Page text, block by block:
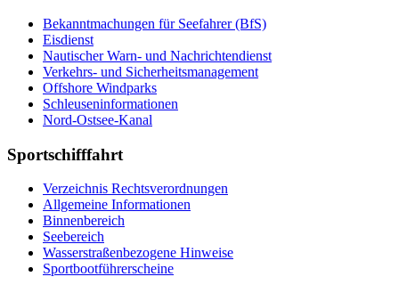
Be­kannt­ma­chun­gen für See­fah­rer (BfS)
Eis­dienst
Nau­ti­scher Warn-​ und Nach­rich­ten­dienst
Ver­kehrs-​ und Si­cher­heits­ma­na­ge­ment
Offs­ho­re Wind­parks
Schleu­sen­in­for­ma­tio­nen
Nord-​Ost­see-​Ka­nal
Sportschifffahrt
Ver­zeich­nis Rechts­ver­ord­nun­gen
All­ge­mei­ne In­for­ma­tio­nen
Bin­nen­be­reich
See­be­reich
Was­ser­stra­ßen­be­zo­ge­ne Hin­wei­se
Sport­boot­füh­rer­schei­ne